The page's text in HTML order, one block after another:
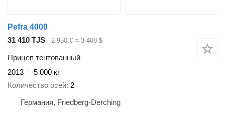
Pefra 4000
31 410 TJS
2 950 € ≈ 3 408 $
Прицеп тентованный
2013
5 000 кг
Количество осей 2
Германия, Friedberg-Derching